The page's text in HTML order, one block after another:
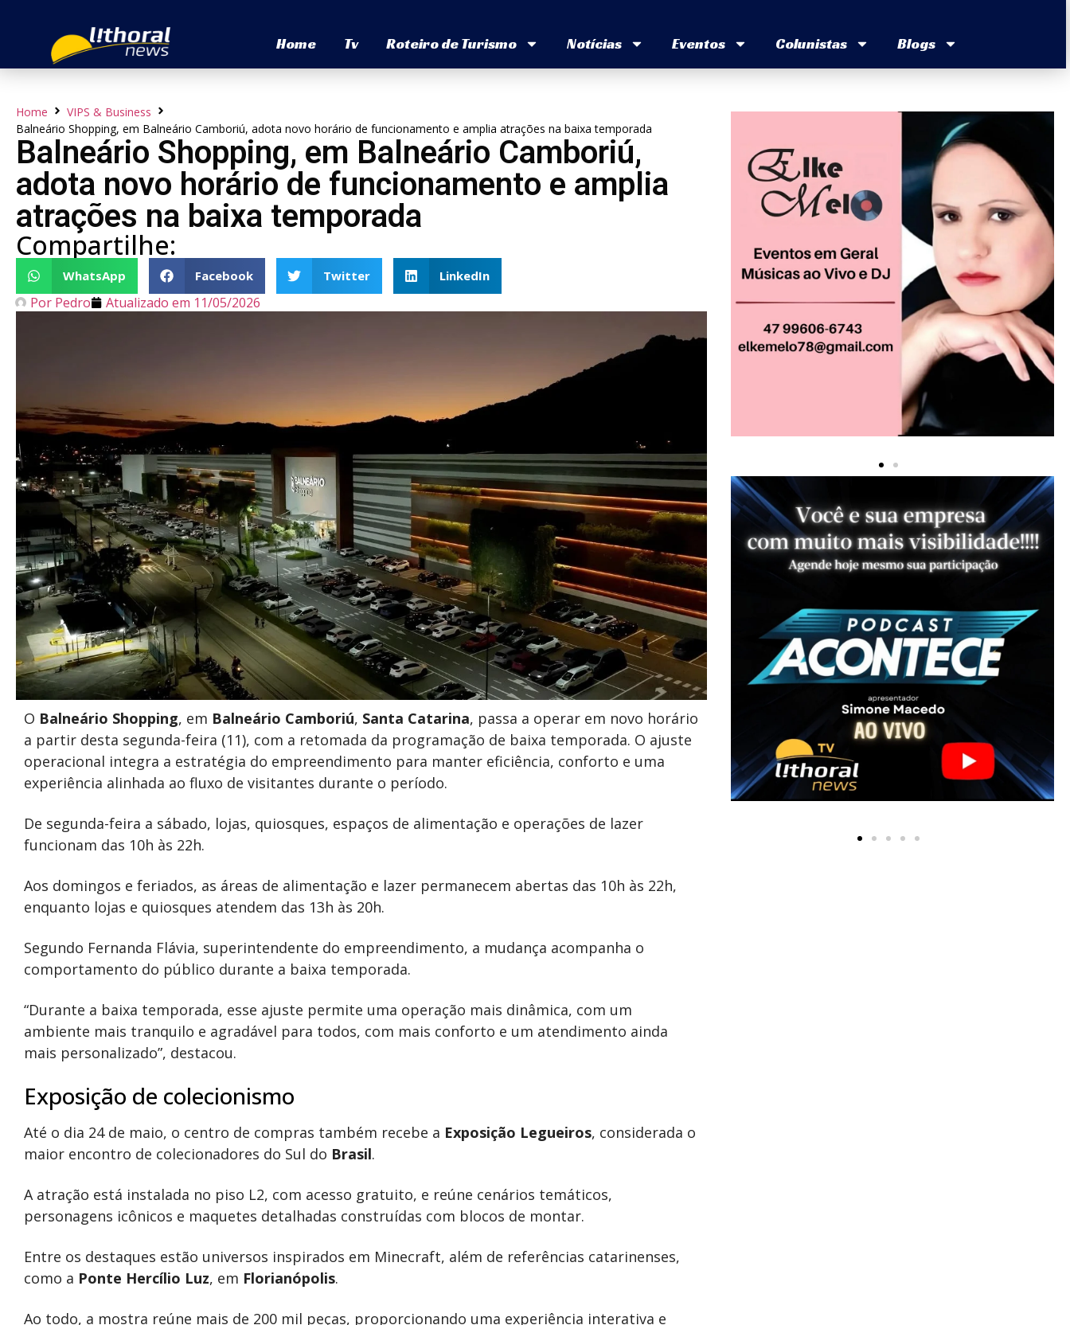
Home Tv Roteiro de Turismo Notícias Eventos Colunistas Blogs
Home
VIPS & Business
Balneário Shopping, em Balneário Camboriú, adota novo horário de funcionamento e amplia atrações na baixa temporada
Balneário Shopping, em Balneário Camboriú,
adota novo horário de funcionamento e amplia
atrações na baixa temporada
Compartilhe:
WhatsApp Facebook Twitter LinkedIn
Por Pedro Atualizado em 11/05/2026
O Balneário Shopping, em Balneário Camboriú, Santa Catarina, passa a operar em novo horário
a partir desta segunda-feira (11), com a retomada da programação de baixa temporada. O ajuste
operacional integra a estratégia do empreendimento para manter eficiência, conforto e uma
experiência alinhada ao fluxo de visitantes durante o período.
De segunda-feira a sábado, lojas, quiosques, espaços de alimentação e operações de lazer
funcionam das 10h às 22h.
Aos domingos e feriados, as áreas de alimentação e lazer permanecem abertas das 10h às 22h,
enquanto lojas e quiosques atendem das 13h às 20h.
Segundo Fernanda Flávia, superintendente do empreendimento, a mudança acompanha o
comportamento do público durante a baixa temporada.
“Durante a baixa temporada, esse ajuste permite uma operação mais dinâmica, com um
ambiente mais tranquilo e agradável para todos, com mais conforto e um atendimento ainda
mais personalizado”, destacou.
Exposição de colecionismo
Até o dia 24 de maio, o centro de compras também recebe a Exposição Legueiros, considerada o
maior encontro de colecionadores do Sul do Brasil.
A atração está instalada no piso L2, com acesso gratuito, e reúne cenários temáticos,
personagens icônicos e maquetes detalhadas construídas com blocos de montar.
Entre os destaques estão universos inspirados em Minecraft, além de referências catarinenses,
como a Ponte Hercílio Luz, em Florianópolis.
Ao todo, a mostra reúne mais de 200 mil peças, proporcionando uma experiência interativa e